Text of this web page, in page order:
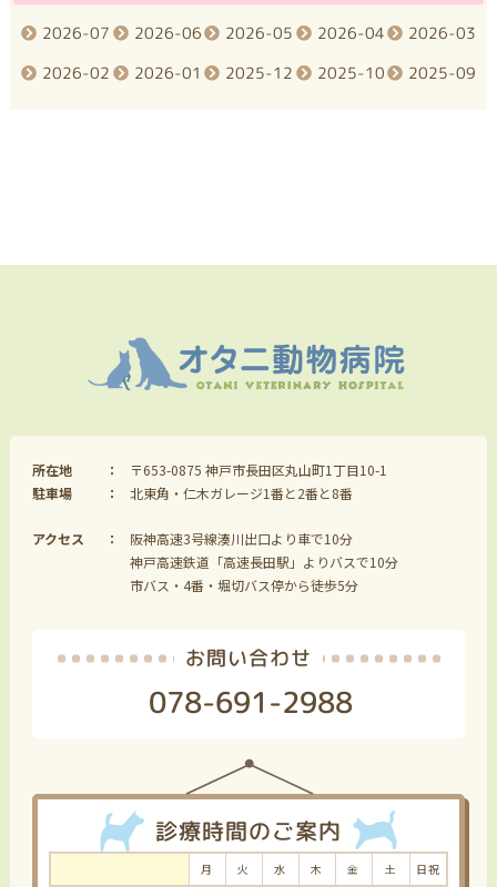
2026-07 2026-06 2026-05 2026-04 2026-03
2026-02 2026-01 2025-12 2025-10 2025-09
所在地
〒653-0875 神戸市長田区丸山町1丁目10-1
駐車場
北東角・仁木ガレージ1番と2番と8番
アクセス
阪神高速3号線湊川出口より車で10分
神戸高速鉄道「高速長田駅」よりバスで10分
市バス・4番・堀切バス停から徒歩5分
お問い合わせ
078-691-2988
診療時間のご案内
月 火 水 木 金 土 日祝